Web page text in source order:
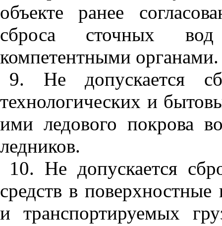
объекте ранее
сброса сточных вод
компетентными органами.
9. Не допускается
технологических и
ими ледового покрова
ледников.
10. Не допускается
средств в
и транспортируемых